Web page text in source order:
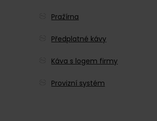
Pražírna
Předplatné kávy
Káva s logem firmy
Provizní systém